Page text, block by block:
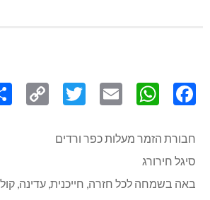
חבורת הזמר מעלות כפר ורדים
סיגל חירורג
באה בשמחה לכל חזרה, חייכנית, עדינה,